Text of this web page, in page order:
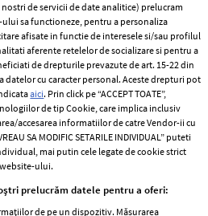
Termeni si conditii
Politica de
confidențialitate
Politica de cookies
Publicitate
femei
de servicii de date analitice) prelucram
sa functioneze, pentru a personaliza
afisate in functie de interesele si/sau profilul
aferente retelelor de socializare si pentru a
de drepturile prevazute de art. 15-22 din
datelor cu caracter personal. Aceste drepturi pot
aici. Prin click pe “ACCEPT TOATE”,
de tip Cookie, care implica inclusiv
accesarea informatiilor de catre Vendor-ii cu
SA MODIFIC SETARILE INDIVIDUAL” puteti
mai putin cele legate de cookie strict
ului.
prelucrăm datele pentru a oferi:
de pe un dispozitiv. Măsurarea